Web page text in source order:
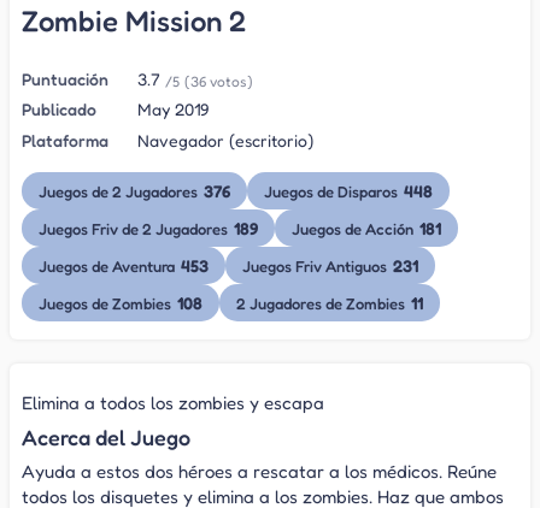
Zombie Mission 2
Puntuación 3.7 /5 (36 votos)
Publicado
May 2019
Plataforma
Navegador (escritorio)
Juegos de 2 Jugadores 376 Juegos de Disparos 448
Juegos Friv de 2 Jugadores 189 Juegos de Acción 181
Juegos de Aventura 453 Juegos Friv Antiguos 231
Juegos de Zombies 108 2 Jugadores de Zombies 11
Elimina a todos los zombies y escapa
Acerca del Juego
Ayuda a estos dos héroes a rescatar a los médicos. Reúne
todos los disquetes y elimina a los zombies. Haz que ambos